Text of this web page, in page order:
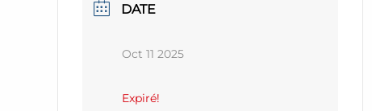
DATE
Oct 11 2025
Expiré!